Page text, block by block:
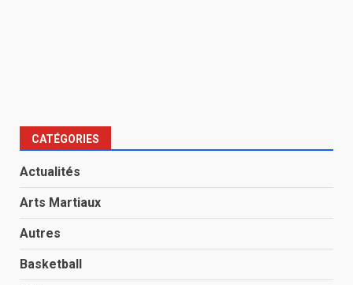
CATÉGORIES
Actualités
Arts Martiaux
Autres
Basketball